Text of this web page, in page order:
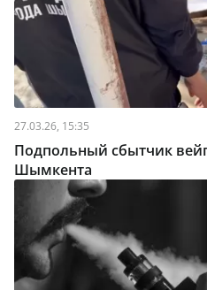
27.03.26, 15:35
Подпольный сбытчик
Шымкента